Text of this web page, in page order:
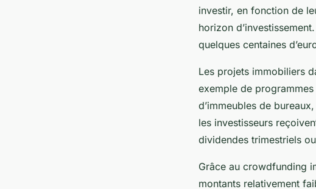
investir, en fonction de
horizon
quelques centaines
Les projets immobiliers
exemple de
d’immeubles de
les investisseurs
dividendes trimestriels
Grâce au crowdfunding
montants relativement